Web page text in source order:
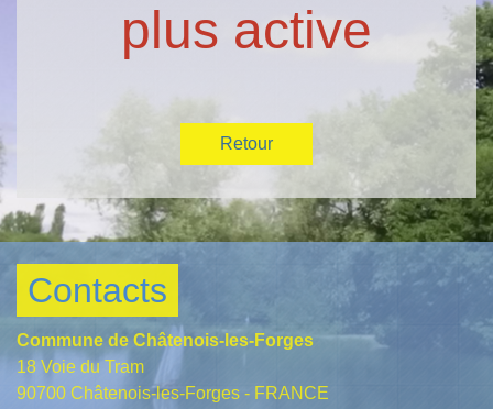
plus active
Retour
Contacts
Commune de Châtenois-les-Forges
18 Voie du Tram
90700 Châtenois-les-Forges - FRANCE